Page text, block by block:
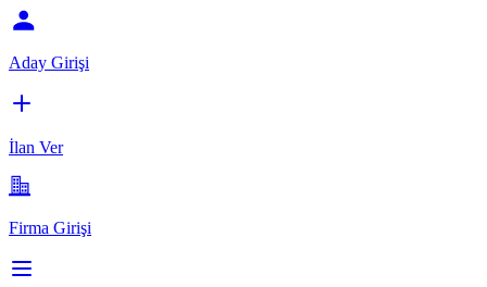
Aday Girişi
İlan Ver
Firma Girişi